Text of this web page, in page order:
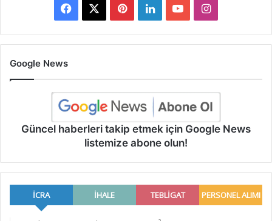
Facebook PinterestLinkedInYouTubeInstagram
Google News
Güncel haberleri takip etmek için Google News
listemize abone olun!